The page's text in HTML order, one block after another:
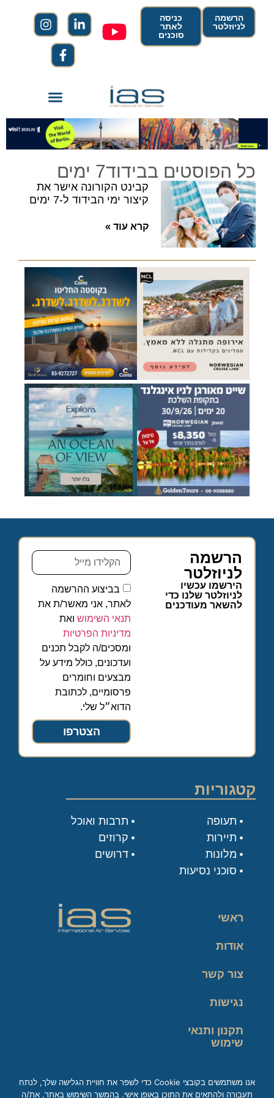
הרשמה
לניוזלטר
כניסה
לאתר
סוכנים
כל הפוסטים בבידוד7 ימים
קבינט הקורונה אישר את
קיצור ימי הבידוד ל-7 ימים
קרא עוד »
הרשמה
לניוזלטר
הירשמו עכשיו
לניוזלטר שלנו כדי
להשאר מעודכנים
בביצוע ההרשמה
לאתר, אני מאשר/ת את
תנאי השימוש ואת
מדיניות הפרטיות
ומסכים/ה לקבל תכנים
ועדכונים, כולל מידע על
מבצעים וחומרים
פרסומיים, לכתובת
הדוא״ל שלי.
הצטרפו
קטגוריות
תעופה
תיירות
מלונות
סוכני נסיעות
תרבות ואוכל
קרוזים
דרושים
ראשי
אודות
צור קשר
נגישות
תקנון ותנאי
שימוש
אנו משתמשים בקובצי Cookie כדי לשפר את חוויית הגלישה שלך, לנתח
תעבורה ולהתאים את התוכן באופן אישי. בהמשך השימוש באתר, את/ה